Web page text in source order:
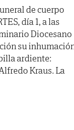
de cuerpo
día 1, a las
Diocesano
su
ardiente:
Kraus. La